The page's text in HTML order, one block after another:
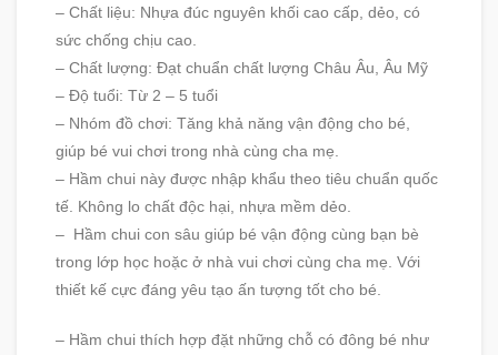
– Chất liệu: Nhựa đúc nguyên khối cao cấp, dẻo, có
sức chống chịu cao.
– Chất lượng: Đạt chuẩn chất lượng Châu Âu, Âu Mỹ
– Độ tuổi: Từ 2 – 5 tuổi
– Nhóm đồ chơi: Tăng khả năng vận động cho bé,
giúp bé vui chơi trong nhà cùng cha mẹ.
– Hầm chui này được nhập khẩu theo tiêu chuẩn quốc
tế. Không lo chất độc hại, nhựa mềm dẻo.
– Hầm chui con sâu giúp bé vận động cùng bạn bè
trong lớp học hoặc ở nhà vui chơi cùng cha mẹ. Với
thiết kế cực đáng yêu tạo ấn tượng tốt cho bé.
– Hầm chui thích hợp đặt những chỗ có đông bé như